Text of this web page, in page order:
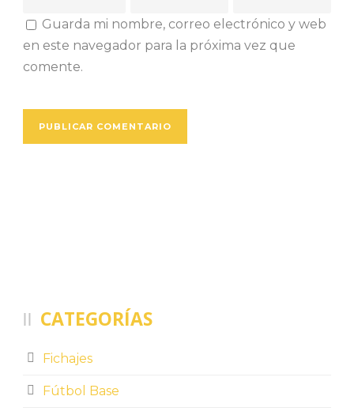
Guarda mi nombre, correo electrónico y web
en este navegador para la próxima vez que
comente.
CATEGORÍAS
Fichajes
Fútbol Base